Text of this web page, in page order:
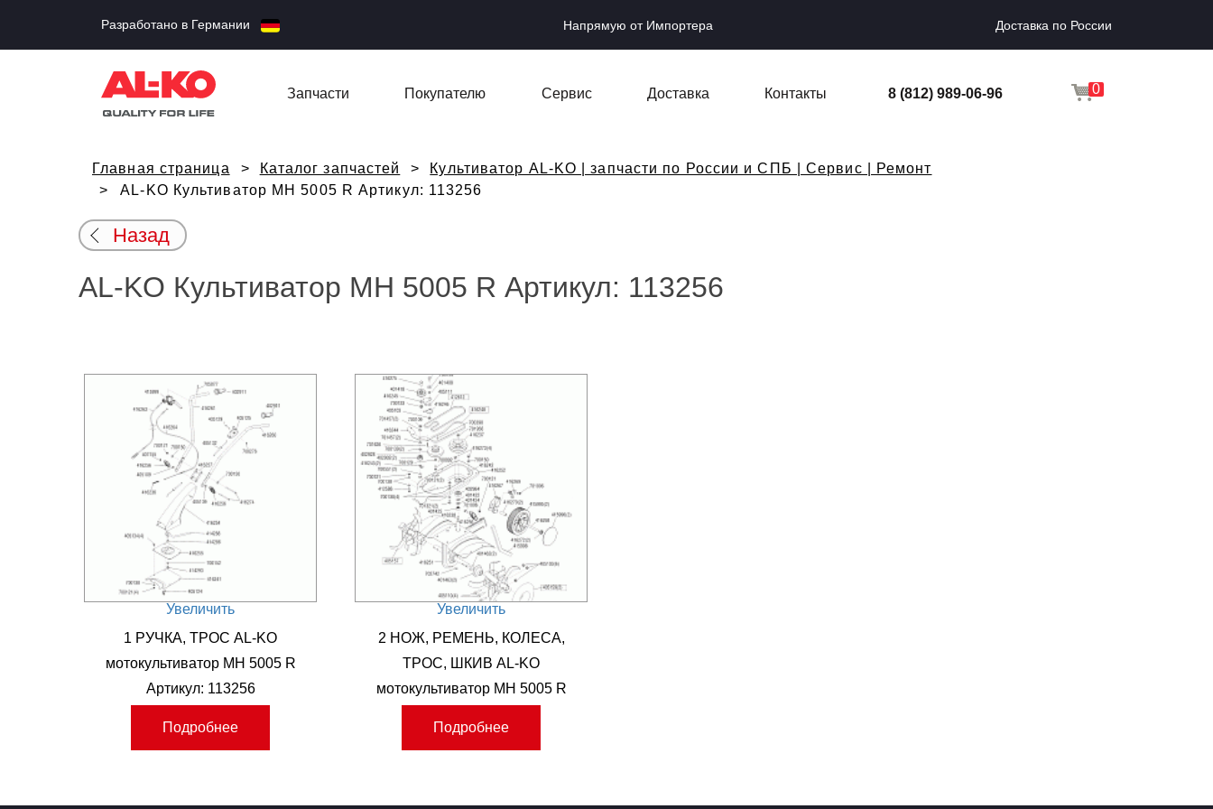
Разработано в Германии Напрямую от Импортера Доставка по России
Запчасти Покупателю Сервис Доставка Контакты 8 (812) 989-06-96 0
Главная страница Каталог запчастей
Культиватор AL-KO | запчасти по России и СПБ | Сервис | Ремонт
AL-KO Культиватор MH 5005 R Артикул: 113256
Назад
AL-KO Культиватор MH 5005 R Артикул: 113256
Увеличить
1 РУЧКА, ТРОС AL-KO
мотокультиватор MH 5005 R
Артикул: 113256
Подробнее
Увеличить
2 НОЖ, РЕМЕНЬ, КОЛЕСА,
ТРОС, ШКИВ AL-KO
мотокультиватор MH 5005 R
Подробнее